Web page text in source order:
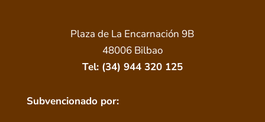
Plaza de La Encarnación 9B
48006 Bilbao
Tel: (34) 944 320 125
Subvencionado por: